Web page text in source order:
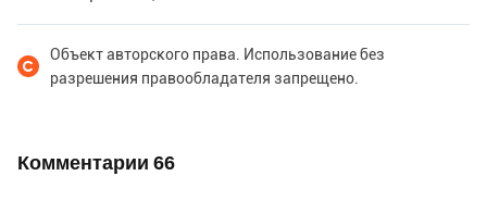
Объект авторского права. Использование без
разрешения правообладателя запрещено.
Комментарии 66